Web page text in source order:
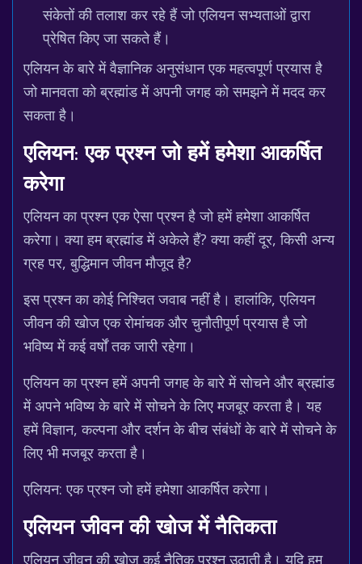
संकेतों की तलाश कर रहे हैं जो एलियन सभ्यताओं द्वारा
प्रेषित किए जा सकते हैं।
एलियन के बारे में वैज्ञानिक अनुसंधान एक महत्वपूर्ण प्रयास है
जो मानवता को ब्रह्मांड में अपनी जगह को समझने में मदद कर
सकता है।
एलियन: एक प्रश्न जो हमें हमेशा आकर्षित
करेगा
एलियन का प्रश्न एक ऐसा प्रश्न है जो हमें हमेशा आकर्षित
करेगा। क्या हम ब्रह्मांड में अकेले हैं? क्या कहीं दूर, किसी अन्य
ग्रह पर, बुद्धिमान जीवन मौजूद है?
इस प्रश्न का कोई निश्चित जवाब नहीं है। हालांकि, एलियन
जीवन की खोज एक रोमांचक और चुनौतीपूर्ण प्रयास है जो
भविष्य में कई वर्षों तक जारी रहेगा।
एलियन का प्रश्न हमें अपनी जगह के बारे में सोचने और ब्रह्मांड
में अपने भविष्य के बारे में सोचने के लिए मजबूर करता है। यह
हमें विज्ञान, कल्पना और दर्शन के बीच संबंधों के बारे में सोचने के
लिए भी मजबूर करता है।
एलियन: एक प्रश्न जो हमें हमेशा आकर्षित करेगा।
एलियन जीवन की खोज में नैतिकता
एलियन जीवन की खोज कई नैतिक प्रश्न उठाती है। यदि हम